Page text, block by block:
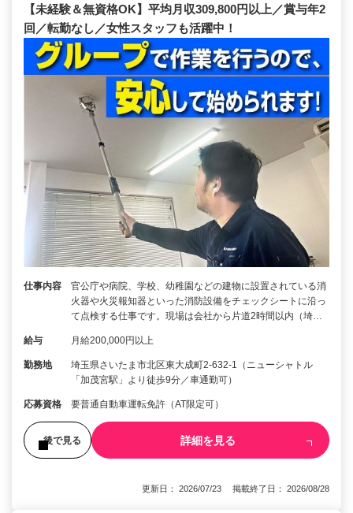
【未経験＆無資格OK】平均月収309,800円以上／賞与年2
回／転勤なし／女性スタッフも活躍中！
仕事内容
官公庁や病院、学校、幼稚園などの建物に設置されている消
火器や火災報知器といった消防設備をチェックシートに沿っ
て点検する仕事です。現場は会社から片道2時間以内（埼…
給与 月給200,000円以上
勤務地
埼玉県さいたま市北区東大成町2-632-1（ニューシャトル
「加茂宮駅」より徒歩9分／車通勤可）
応募資格 要普通自動車運転免許（AT限定可）
後で見る 詳細を見る
更新日： 2026/07/23 掲載終了日： 2026/08/28